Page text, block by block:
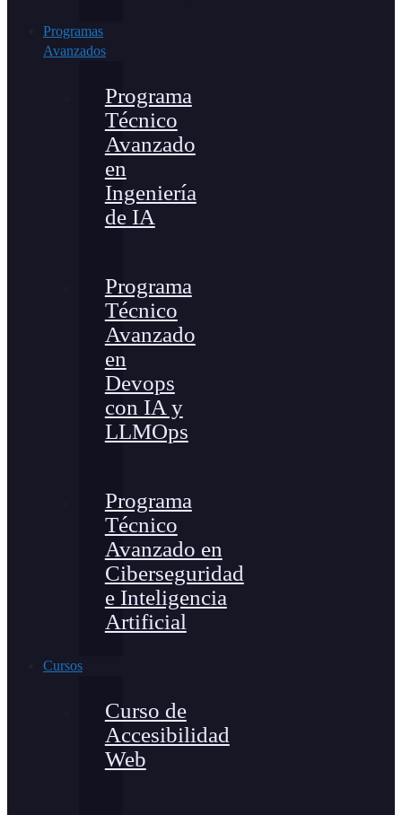
Programas
Avanzados
Programa
Técnico
Avanzado
en
Ingeniería
de IA
Programa
Técnico
Avanzado
en
Devops
con IA y
LLMOps
Programa
Técnico
Avanzado en
Ciberseguridad
e Inteligencia
Artificial
Cursos
Curso de
Accesibilidad
Web